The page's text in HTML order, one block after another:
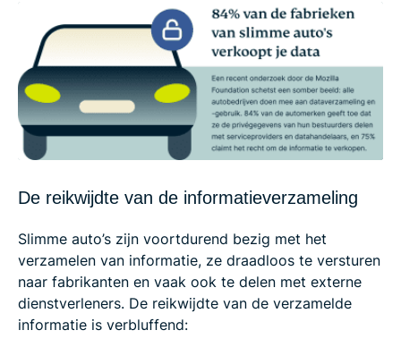
De reikwijdte van de informatieverzameling
Slimme auto’s zijn voortdurend bezig met het
verzamelen van informatie, ze draadloos te versturen
naar fabrikanten en vaak ook te delen met externe
dienstverleners. De reikwijdte van de verzamelde
informatie is verbluffend: